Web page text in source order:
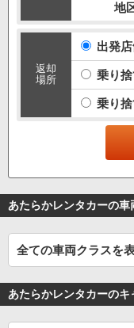
地
返却
場所
出発
乗り捨
乗り捨
あたらかレンタカーの車
全ての車両クラスを
あたらかレンタカーのキ